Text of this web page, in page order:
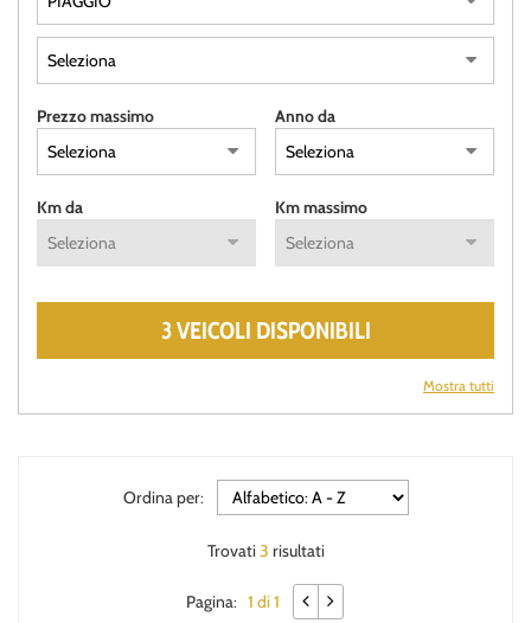
Prezzo massimo Anno da
Km da Km massimo
3 VEICOLI DISPONIBILI
Mostra tutti
Ordina per:
Trovati 3 risultati
Pagina:1 di 1